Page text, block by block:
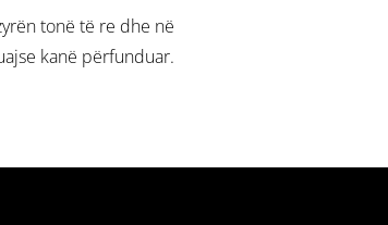
tonë të re dhe në
kanë përfunduar.